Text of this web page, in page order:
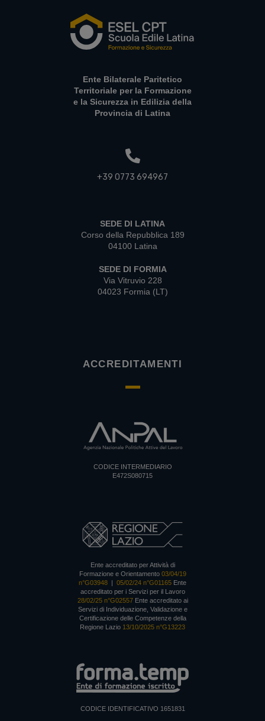
Ente Bilaterale Paritetico
Territoriale per la Formazione
e la Sicurezza in Edilizia della
Provincia di Latina
+39 0773 694967
SEDE DI LATINA
Corso della Repubblica 189
04100 Latina
SEDE DI FORMIA
Via Vitruvio 228
04023 Formia (LT)
ACCREDITAMENTI
CODICE INTERMEDIARIO
E472S080715
Ente accreditato per Attività di
Formazione e Orientamento 03/04/19
n°G03948 | 05/02/24 n°G01165 Ente
accreditato per i Servizi per il Lavoro
28/02/25 n°G02557Ente accreditato ai
Servizi di Individuazione, Validazione e
Certificazione delle Competenze della
Regione Lazio 13/10/2025 n°G13223
CODICE IDENTIFICATIVO 1651831